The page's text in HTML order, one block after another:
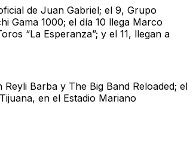
de Juan Gabriel; el 9, Grupo
Gama 1000; el día 10 llega Marco
“La Esperanza”; y el 11, llegan a
Barba y The Big Band Reloaded; el
en el Estadio Mariano